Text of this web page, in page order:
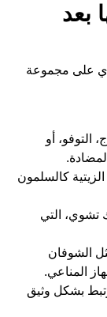
بعد
على مجموعة
التوفو، أو
كالسلمون
تشوي، التي
الشوفان
المناعي.
بشكل وثيق